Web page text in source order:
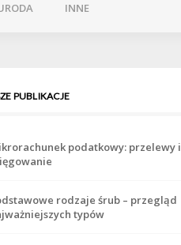
INNE
PUBLIKACJE
podatkowy: przelewy i
rodzaje śrub – przegląd
typów